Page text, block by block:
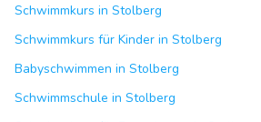
Schwimmkurs in Stolberg
Schwimmkurs für Kinder in Stolberg
Babyschwimmen in Stolberg
Schwimmschule in Stolberg